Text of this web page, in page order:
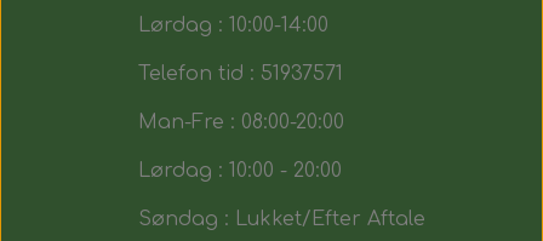
Lørdag : 10:00-14:00
Telefon tid : 51937571
Man-Fre : 08:00-20:00
Lørdag : 10:00 - 20:00
Søndag : Lukket/Efter Aftale